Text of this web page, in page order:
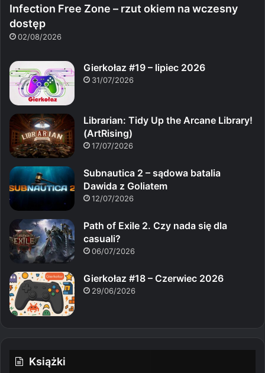
Infection Free Zone – rzut okiem na wczesny
dostęp
02/08/2026
Gierkołaz #19 – lipiec 2026
31/07/2026
Librarian: Tidy Up the Arcane Library!
(ArtRising)
17/07/2026
Subnautica 2 – sądowa batalia
Dawida z Goliatem
12/07/2026
Path of Exile 2. Czy nada się dla
casuali?
06/07/2026
Gierkołaz #18 – Czerwiec 2026
29/06/2026
Książki